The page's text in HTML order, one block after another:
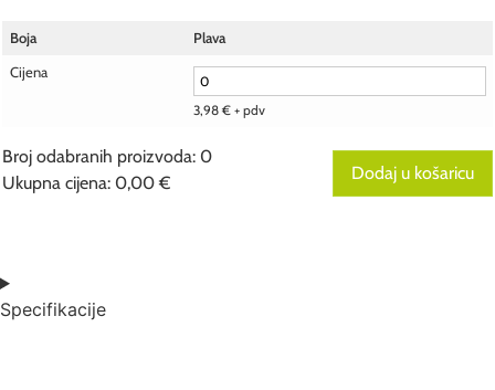
Boja
Plava
Cijena
3,98 € + pdv
Broj odabranih proizvoda: 0
Ukupna cijena: 0,00 €
Your
total
is
Dodaj u košaricu
Specifikacije